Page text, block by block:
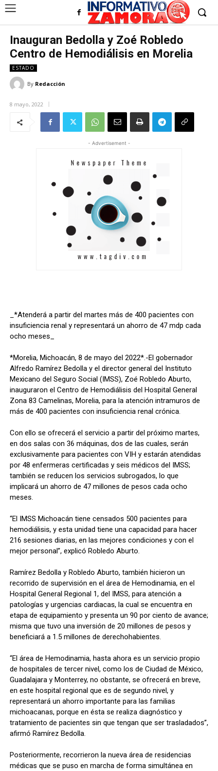
Inauguran Bedolla y Zoé Robledo
Centro de Hemodiálisis en Morelia
ESTADO
By Redacción
8 mayo, 2022
- Advertisement -
_*Atenderá a partir del martes más de 400 pacientes con
insuficiencia renal y representará un ahorro de 47 mdp cada
ocho meses_
*Morelia, Michoacán, 8 de mayo del 2022*.-El gobernador
Alfredo Ramírez Bedolla y el director general del Instituto
Mexicano del Seguro Social (IMSS), Zoé Robledo Aburto,
inauguraron el Centro de Hemodiálisis del Hospital General
Zona 83 Camelinas, Morelia, para la atención intramuros de
más de 400 pacientes con insuficiencia renal crónica.
Con ello se ofrecerá el servicio a partir del próximo martes,
en dos salas con 36 máquinas, dos de las cuales, serán
exclusivamente para pacientes con VIH y estarán atendidas
por 48 enfermeras certificadas y seis médicos del IMSS;
también se reducen los servicios subrogados, lo que
implicará un ahorro de 47 millones de pesos cada ocho
meses.
“El IMSS Michoacán tiene censados 500 pacientes para
hemodiálisis, y esta unidad tiene una capacidad para hacer
216 sesiones diarias, en las mejores condiciones y con el
mejor personal”, explicó Robledo Aburto.
Ramírez Bedolla y Robledo Aburto, también hicieron un
recorrido de supervisión en el área de Hemodinamia, en el
Hospital General Regional 1, del IMSS, para atención a
patologías y urgencias cardiacas, la cual se encuentra en
etapa de equipamiento y presenta un 90 por ciento de avance;
misma que tuvo una inversión de 20 millones de pesos y
beneficiará a 1.5 millones de derechohabientes.
“El área de Hemodinamia, hasta ahora es un servicio propio
de hospitales de tercer nivel, como los de Ciudad de México,
Guadalajara y Monterrey, no obstante, se ofrecerá en breve,
en este hospital regional que es de segundo nivel, y
representará un ahorro importante para las familias
michoacanas, porque en ésta se realiza diagnóstico y
tratamiento de pacientes sin que tengan que ser trasladados”,
afirmó Ramírez Bedolla.
Posteriormente, recorrieron la nueva área de residencias
médicas que se puso en marcha de forma simultánea en